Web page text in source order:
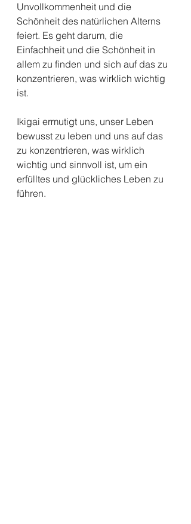
Unvollkommenheit und die
Schönheit des natürlichen Alterns
feiert. Es geht darum, die
Einfachheit und die Schönheit in
allem zu finden und sich auf das zu
konzentrieren, was wirklich wichtig
ist.
Ikigai ermutigt uns, unser Leben
bewusst zu leben und uns auf das
zu konzentrieren, was wirklich
wichtig und sinnvoll ist, um ein
erfülltes und glückliches Leben zu
führen.